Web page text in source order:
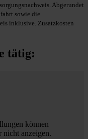
Abgerundet
sowie die
inklusive. Zusatzkosten
tätig:
können
anzeigen.